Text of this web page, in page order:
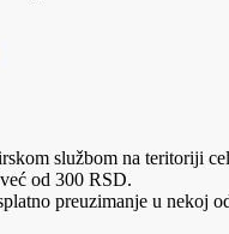
službom na teritoriji
od 300 RSD.
preuzimanje u nekoj